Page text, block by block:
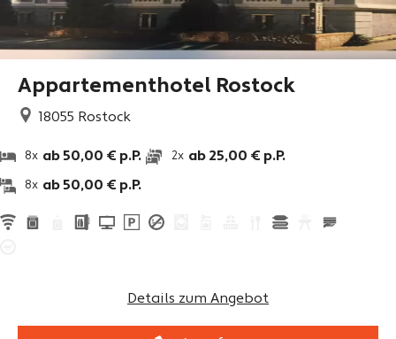
Appartementhotel Rostock
18055 Rostock
8x ab 50,00 € p.P.
8x ab 50,00 € p.P.
2x ab 25,00 € p.P.
Details zum Angebot